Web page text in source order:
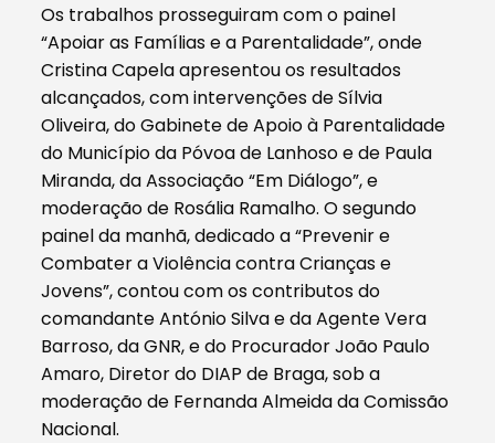
Os trabalhos prosseguiram com o painel
“Apoiar as Famílias e a Parentalidade”, onde
Cristina Capela apresentou os resultados
alcançados, com intervenções de Sílvia
Oliveira, do Gabinete de Apoio à Parentalidade
do Município da Póvoa de Lanhoso e de Paula
Miranda, da Associação “Em Diálogo”, e
moderação de Rosália Ramalho. O segundo
painel da manhã, dedicado a “Prevenir e
Combater a Violência contra Crianças e
Jovens”, contou com os contributos do
comandante António Silva e da Agente Vera
Barroso, da GNR, e do Procurador João Paulo
Amaro, Diretor do DIAP de Braga, sob a
moderação de Fernanda Almeida da Comissão
Nacional.